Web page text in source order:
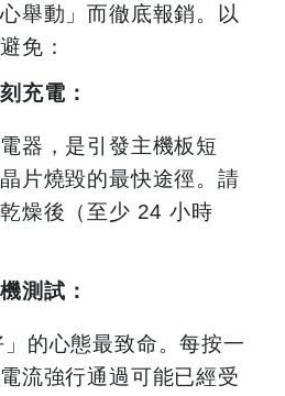
舉動」而徹底報銷。以
免：
充電：
器，是引發主機板短
片燒毀的最快途徑。請
燥後（至少 24 小時
測試：
」的心態最致命。每按一
流強行通過可能已經受